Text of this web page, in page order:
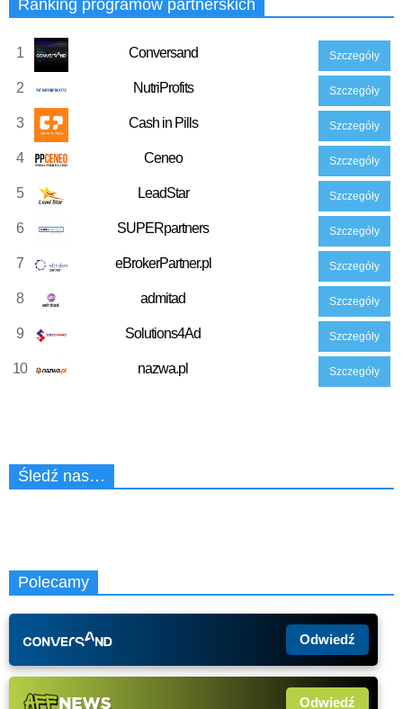
Ranking programów partnerskich
1 Conversand Szczegóły
2 NutriProfits Szczegóły
3 Cash in Pills Szczegóły
4 Ceneo Szczegóły
5 LeadStar Szczegóły
6 SUPERpartners Szczegóły
7 eBrokerPartner.pl Szczegóły
8 admitad Szczegóły
9 Solutions4Ad Szczegóły
10 nazwa.pl Szczegóły
Śledź nas…
Polecamy
Odwiedź
Odwiedź